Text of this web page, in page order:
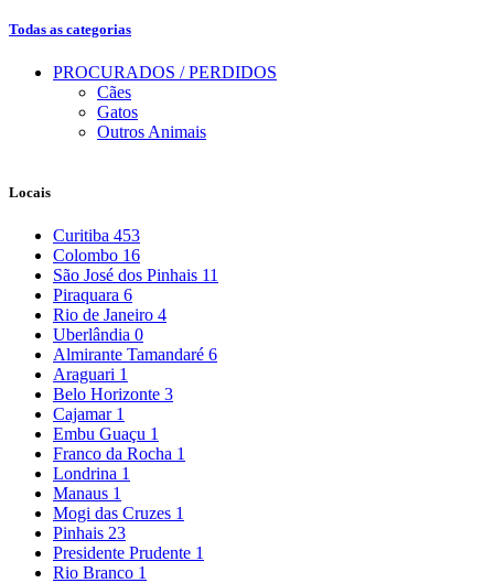
Todas as categorias
PROCURADOS / PERDIDOS
Cães
Gatos
Outros Animais
Locais
Curitiba 453
Colombo 16
São José dos Pinhais 11
Piraquara 6
Rio de Janeiro 4
Uberlândia 0
Almirante Tamandaré 6
Araguari 1
Belo Horizonte 3
Cajamar 1
Embu Guaçu 1
Franco da Rocha 1
Londrina 1
Manaus 1
Mogi das Cruzes 1
Pinhais 23
Presidente Prudente 1
Rio Branco 1